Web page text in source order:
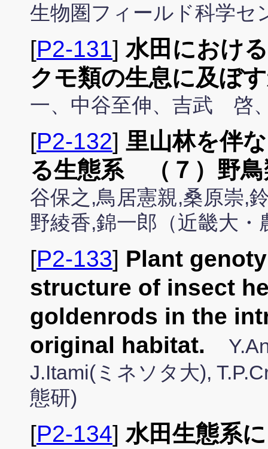
生物圏フィールド科学セ
[P2-131]水田におけ
クモ類の生息に及ぼ
一、中谷至伸、吉武 啓
[P2-132] 里山林を伴
る生態系 （７）野鳥
谷保之,鳥居憲親,桑原崇,
野綾香,錦一郎（近畿大・
[P2-133] Plant
structure of insect
goldenrods in the
original habitat.
J.Itami(ミネソタ大),
態研)
[P2-134]水田生態系